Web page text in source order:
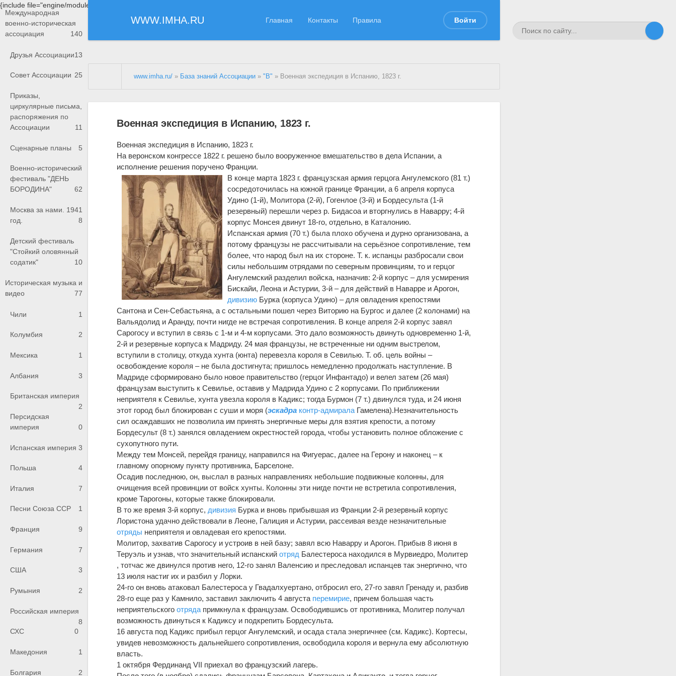
{include file="engine/modules/saperu/head.php"}
WWW.IMHA.RU Главная Контакты Правила Войти
Международная
военно-историческая
ассоциация
140
Друзья Ассоциации13
Совет Ассоциации 25
Приказы,
циркулярные письма,
распоряжения по
Ассоциации
11
Сценарные планы 5
Военно-исторический
фестиваль "ДЕНЬ
БОРОДИНА"
62
Москва за нами. 1941
год.
8
Детский фестиваль
"Стойкий оловянный
содатик"
10
Историческая музыка и
видео
77
Чили 1
Колумбия 2
Мексика 1
Албания 3
Британская империя
2
Персидская
империя
0
Испанская империя 3
Польша 4
Италия 7
Песни Союза ССР 1
Франция 9
Германия 7
США 3
Румыния 2
Российская империя
8
СХС
0
Македония 1
Болгария 2
www.imha.ru/ » База знаний Ассоциации »"В" » Военная экспедиция в Испанию, 1823 г.
Военная экспедиция в Испанию, 1823 г.
Военная экспедиция в Испанию, 1823 г.
На веронском конгрессе 1822 г. решено было вооруженное вмешательство в дела Испании, а
исполнение решения поручено Франции.
В конце марта 1823 г. французская армия герцога Ангулемского (81 т.)
сосредоточилась на южной границе Франции, а 6 апреля корпуса
Удино (1-й), Молитора (2-й), Гогенлое (3-й) и Бордесульта (1-й
резервный) перешли через р. Бидасоа и вторгнулись в Наварру; 4-й
корпус Монсея двинут 18-го, отдельно, в Каталонию.
Испанская армия (70 т.) была плохо обучена и дурно организована, а
потому французы не рассчитывали на серьёзное сопротивление, тем
более, что народ был на их стороне. Т. к. испанцы разбросали свои
силы небольшим отрядами по северным провинциям, то и герцог
Ангулемский разделил войска, назначив: 2-й корпус – для усмирения
Бискайи, Леона и Астурии, 3-й – для действий в Наварре и Арогон,
дивизию Бурка (корпуса Удино) – для овладения крепостями
Сантона и Сен-Себастьяна, а с остальными пошел через Виторию на Бургос и далее (2 колонами) на
Вальядолид и Аранду, почти нигде не встречая сопротивления. В конце апреля 2-й корпус завял
Сарогосу и вступил в связь с 1-м и 4-м корпусами. Это дало возможность двинуть одновременно 1-й,
2-й и резервные корпуса к Мадриду. 24 мая французы, не встреченные ни одним выстрелом,
вступили в столицу, откуда хунта (юнта) перевезла короля в Севилью. Т. об. цель войны –
освобождение короля – не была достигнута; пришлось немедленно продолжать наступление. В
Мадриде сформировано было новое правительство (герцог Инфантадо) и велел затем (26 мая)
французам выступить к Севилье, оставив у Мадрида Удино с 2 корпусами. По приближении
неприятеля к Севилье, хунта увезла короля в Кадикс; тогда Бурмон (7 т.) двинулся туда, и 24 июня
этот город был блокирован с суши и моря (эскадра контр-адмирала Гамелена).Незначительность
сил осаждавших не позволила им принять энергичные меры для взятия крепости, а потому
Бордесульт (8 т.) занялся овладением окрестностей города, чтобы установить полное обложение с
сухопутного пути.
Между тем Монсей, перейдя границу, направился на Фигуерас, далее на Герону и наконец – к
главному опорному пункту противника, Барселоне.
Осадив последнюю, он, выслал в разных направлениях небольшие подвижные колонны, для
очищения всей провинции от войск хунты. Колонны эти нигде почти не встретила сопротивления,
кроме Тарогоны, которые также блокировали.
В то же время 3-й корпус, дивизия Бурка и вновь прибывшая из Франции 2-й резервный корпус
Лористона удачно действовали в Леоне, Галиция и Астурии, рассеивая везде незначительные
отряды неприятеля и овладевая его крепостями.
Молитор, захватив Сарогосу и устроив в ней базу; завял всю Наварру и Арогон. Прибыв 8 июня в
Теруэль и узнав, что значительный испанскийотряд Балестероса находился в Мурвиедро, Молитер
, тотчас же двинулся против него, 12-го занял Валенсию и преследовал испанцев так энергично, что
13 июля настиг их и разбил у Лорки.
24-го он вновь атаковал Балестероса у Гвадалхуертано, отбросил его, 27-го завял Гренаду и, разбив
28-го еще раз у Камнило, заставил заключить 4 августа перемирие, причем большая часть
неприятельскогоотряда примкнула к французам. Освободившись от противника, Молитер получал
возможность двинуться к Кадиксу и подкрепить Бордесульта.
16 августа под Кадикс прибыл герцог Ангулемский, и осада стала энергичнее (см. Кадикс). Кортесы,
увидев невозможность дальнейшего сопротивления, освободила короля и вернула ему абсолютную
власть.
1 октября Фердинанд VII приехал во французский лагерь.